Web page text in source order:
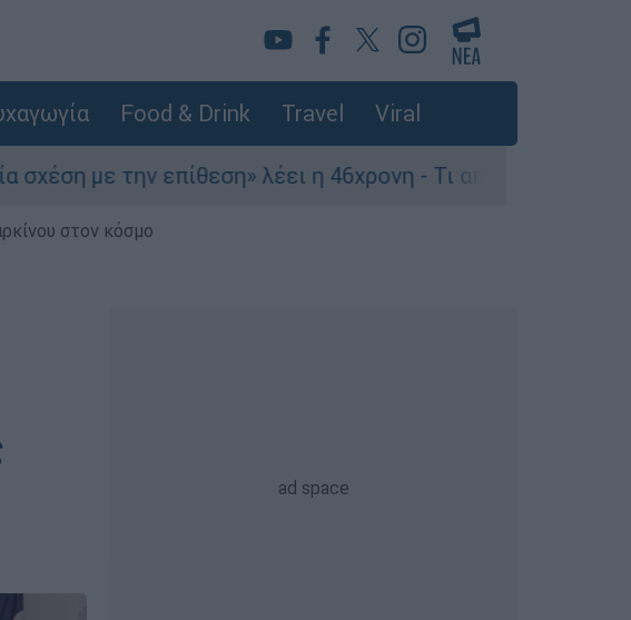
Food & Drink Travel Viral
με την επίθεση» λέει η 46χρονη - Τι αποκάλυψε στους
στον κόσμο